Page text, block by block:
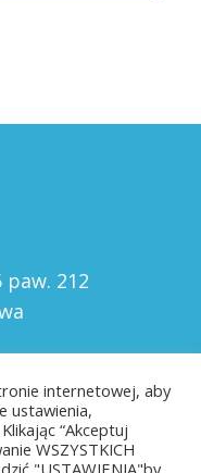
212
50 internetowej, aby
ustawienia,
“Akceptuj
WSZYSTKICH
"USTAWIENIA"by